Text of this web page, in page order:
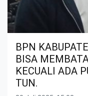
BPN
BISA
KECUALI ADA
TUN.